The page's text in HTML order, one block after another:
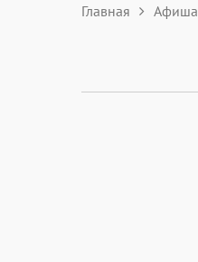
Главная Афиша